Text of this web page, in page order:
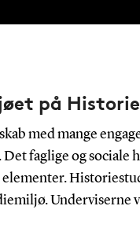
på
med mange
faglige og
elementer.
Underviserne